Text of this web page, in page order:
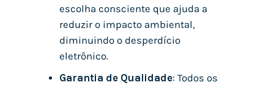
escolha consciente que ajuda a
reduzir o impacto ambiental,
diminuindo o desperdício
eletrônico.
Garantia de Qualidade: Todos os